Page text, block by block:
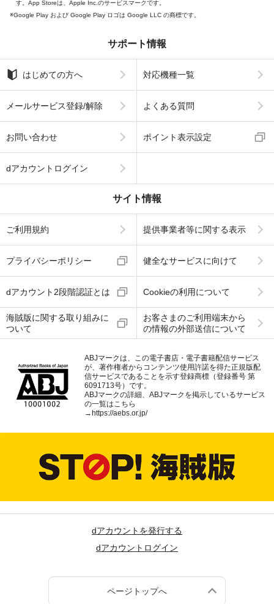
す。App Storeは、Apple Inc.のサービスマークです。
Google Play および Google Play ロゴは Google LLC の商標です。
サポート情報
はじめての方へ 対応機種一覧
メールサービス登録/解除 よくある質問
お問い合わせ ポイント表示設定
dアカウントログイン
サイト情報
ご利用規約 提供事業者等に関する表示
プライバシーポリシー 健全なサービスに向けて
dアカウント2段階認証とは Cookieの利用について
海賊版に関する取り組みに
ついて
お客さまのご利用端末から
の情報の外部送信について
ABJマークは、この電子書店・電子書籍配信サービス
が、著作権者からコンテンツ使用許諾を得た正規版配
信サービスであることを示す登録商標（登録番号 第
6091713号）です。
ABJマークの詳細、ABJマークを掲示しているサービス
の一覧はこちら
→https://aebs.or.jp/
dアカウントを発行する
dアカウントログイン
ページトップへ